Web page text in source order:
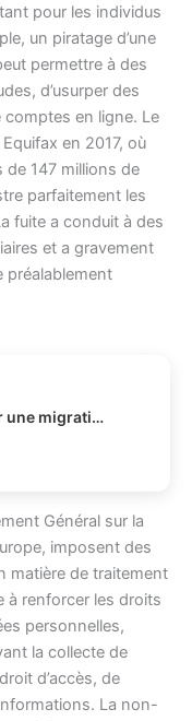
pour les individus
un piratage d’une
permettre à des
d’usurper des
en ligne. Le
en 2017, où
147 millions de
parfaitement les
fuite a conduit à des
et a gravement
préalablement
Comment sécuriser une migration de données business ?
Général sur la
imposent des
matière de traitement
à renforcer les droits
personnelles,
la collecte de
d’accès, de
La non-